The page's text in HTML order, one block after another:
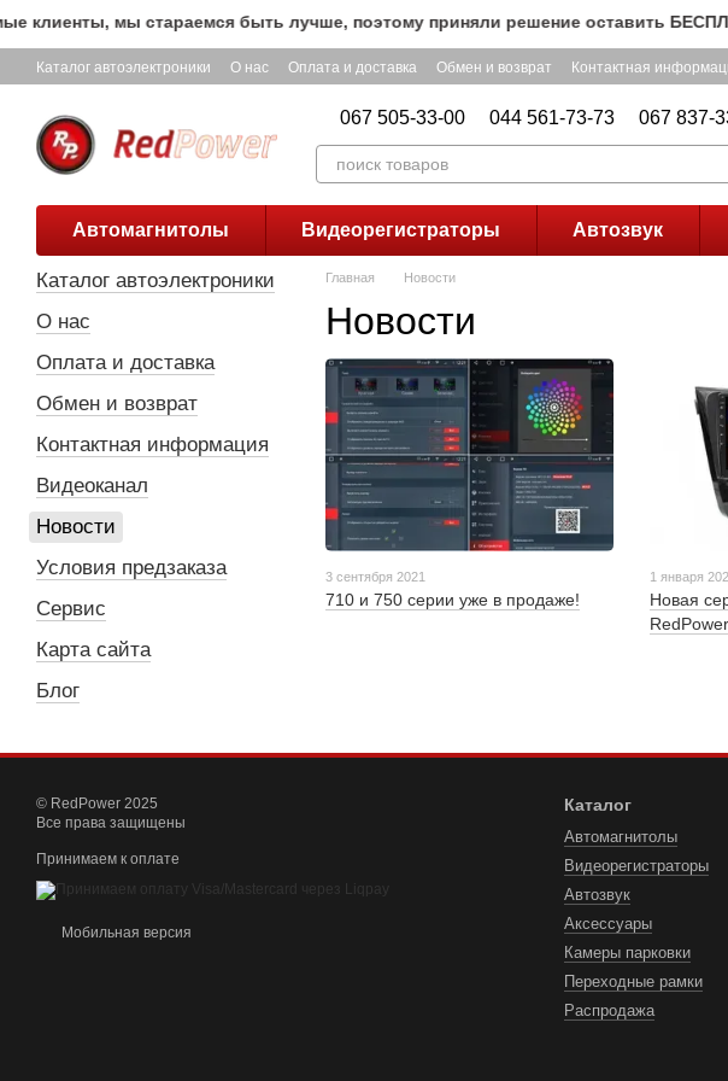
Перейти к основному контенту
клиенты, мы стараемся быть лучше, поэтому приняли решение оставить
Каталог автоэлектроники О нас Оплата и доставка Обмен и возврат Контактная
067 505-33-00 044 561-73-73 067 837-
Автомагнитолы Видеорегистраторы Автозвук
Главная Новости
Новости
3 сентября 2021
710 и 750 серии уже в продаже!
1 января
Новая
Каталог автоэлектроники
О нас
Оплата и доставка
Обмен и возврат
Контактная информация
Видеоканал
Новости
Условия предзаказа
Сервис
Карта сайта
Блог
© RedPower 2025
Все права защищены
Принимаем к оплате
Мобильная версия
Каталог
Автомагнитолы
Видеорегистраторы
Автозвук
Аксессуары
Камеры парковки
Переходные рамки
Распродажа